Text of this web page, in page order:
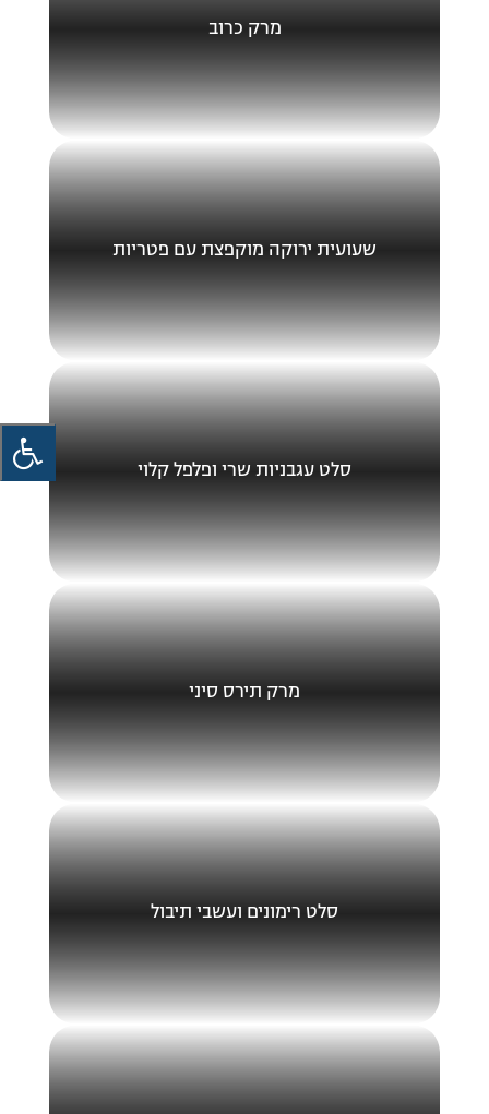
מרק כרוב
שעועית ירוקה מוקפצת עם פטריות
סלט עגבניות שרי ופלפל קלוי
מרק תירס סיני
סלט רימונים ועשבי תיבול